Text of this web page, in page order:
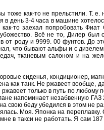
тоже как-то не прельстили. Т. е.
день 3-4 часа в машине
то заехал попробовать Фиат
Всё не то, Дилер был
от роду и 9999. 00 фунтов. До
что бывают альфы и с
тканевым салоном и на
сиденья, кондиционер,
как танк. Не ржавеет вообще,
только в путь по любому
напоминает незабвенную ГАЗ
беду убедился в этом не
Моя. Японка на переплавку.
в такси не работать. Я сам